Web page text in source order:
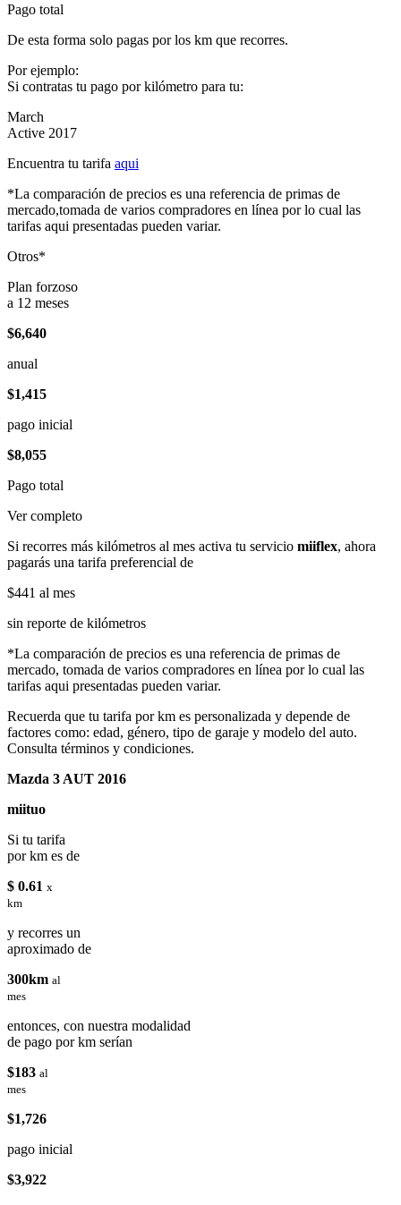
Pago total
De esta forma solo pagas por los km que recorres.
Por ejemplo:
Si contratas tu pago por kilómetro para tu:
March
Active 2017
Encuentra tu tarifa aqui
*La comparación de precios es una referencia de primas de
mercado,tomada de varios compradores en línea por lo cual las
tarifas aqui presentadas pueden variar.
Otros*
Plan forzoso
a 12 meses
$6,640
anual
$1,415
pago inicial
$8,055
Pago total
Ver completo
Si recorres más kilómetros al mes activa tu servicio miiflex, ahora
pagarás una tarifa preferencial de
$441 al mes
sin reporte de kilómetros
*La comparación de precios es una referencia de primas de
mercado, tomada de varios compradores en línea por lo cual las
tarifas aqui presentadas pueden variar.
Recuerda que tu tarifa por km es personalizada y depende de
factores como: edad, género, tipo de garaje y modelo del auto.
Consulta términos y condiciones.
Mazda 3 AUT 2016
miituo
Si tu tarifa
por km es de
$ 0.61 x
km
y recorres un
aproximado de
300km al
mes
entonces, con nuestra modalidad
de pago por km serían
$183 al
mes
$1,726
pago inicial
$3,922